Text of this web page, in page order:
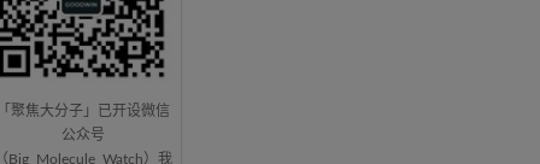
聚焦大分子」已开设微信
公众号
Big_Molecule_Watch）我